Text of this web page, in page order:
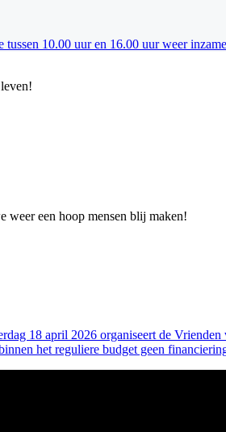
tussen 10.00 uur en 16.00 uur weer
weer een hoop mensen blij maken!
18 april 2026 organiseert de
het reguliere budget geen